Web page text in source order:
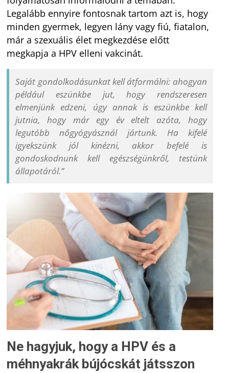
Legalább ennyire fontosnak tartom azt is, hogy
minden gyermek, legyen lány vagy fiú, fiatalon,
már a szexuális élet megkezdése előtt
megkapja a HPV elleni vakcinát.
Saját gondolkodásunkat kell átformálni: ahogyan
például eszünkbe jut, hogy rendszeresen
elmenjünk edzeni, úgy annak is eszünkbe kell
jutnia, hogy már egy év eltelt azóta, hogy
legutóbb nőgyógyásznál jártunk. Ha kifelé
igyekszünk jól kinézni, akkor befelé is
gondoskodnunk kell egészségünkről, testünk
állapotáról.”
Ne hagyjuk, hogy a HPV és a
méhnyakrák bújócskát játsszon